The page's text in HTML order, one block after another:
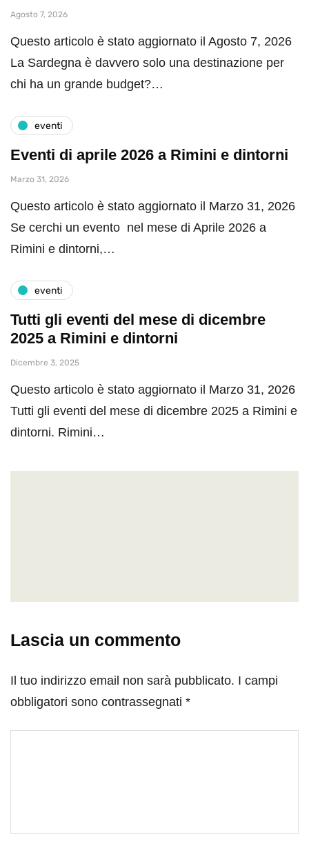
Agosto 7, 2026
Questo articolo è stato aggiornato il Agosto 7, 2026
La Sardegna è davvero solo una destinazione per
chi ha un grande budget?…
eventi
Eventi di aprile 2026 a Rimini e dintorni
Marzo 31, 2026
Questo articolo è stato aggiornato il Marzo 31, 2026
Se cerchi un evento nel mese di Aprile 2026 a
Rimini e dintorni,…
eventi
Tutti gli eventi del mese di dicembre
2025 a Rimini e dintorni
Dicembre 3, 2025
Questo articolo è stato aggiornato il Marzo 31, 2026
Tutti gli eventi del mese di dicembre 2025 a Rimini e
dintorni. Rimini…
Lascia un commento
Il tuo indirizzo email non sarà pubblicato. I campi
obbligatori sono contrassegnati *